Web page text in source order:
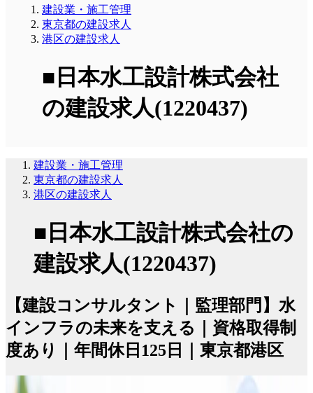
建設業・施工管理
東京都の建設求人
港区の建設求人
■日本水工設計株式会社
の建設求人(1220437)
建設業・施工管理
東京都の建設求人
港区の建設求人
■日本水工設計株式会社の
建設求人(1220437)
【建設コンサルタント｜監理部門】水
インフラの未来を支える｜資格取得制
度あり｜年間休日125日｜東京都港区